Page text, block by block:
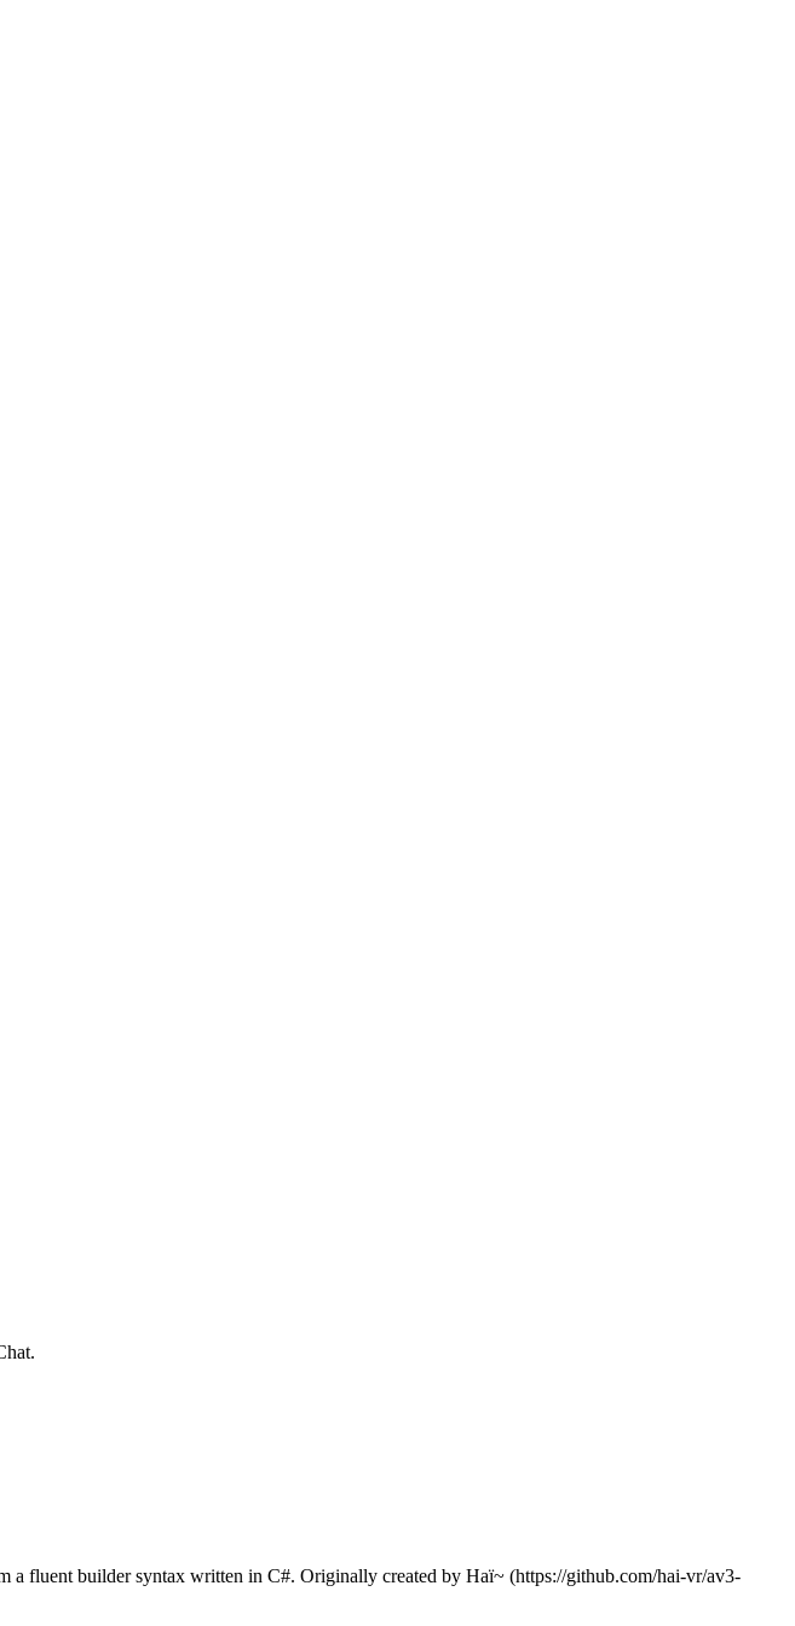
fluent builder syntax written in C#. Originally created by Haï~ (https://github.com/hai-vr/av3-